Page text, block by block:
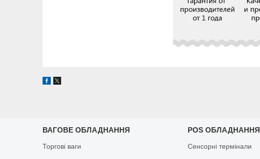
ВАГОВЕ ОБЛАДНАННЯ
Торгові ваги
POS ОБЛАДНАННЯ
Сенсорні термінали